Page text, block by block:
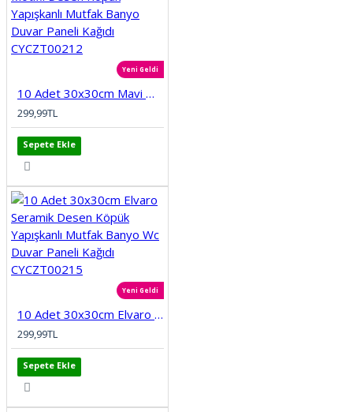
Yeni Geldi
10 Adet 30x30cm Mavi Motifli Desen Köpük Yapışkanlı Mutfak Banyo Duvar Paneli Kağıdı CYCZT00212
299,99TL
Sepete Ekle
Yeni Geldi
10 Adet 30x30cm Elvaro Seramik Desen Köpük Yapışkanlı Mutfak Banyo Wc Duvar Paneli Kağıdı CYCZT00215
299,99TL
Sepete Ekle